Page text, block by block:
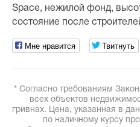
Space, нежилой фонд,
состояние после
Мне нравится Твитнуть
* Согласно требованиям
всех объектов
гривнах. Цена, указанная в
по наличному курсу